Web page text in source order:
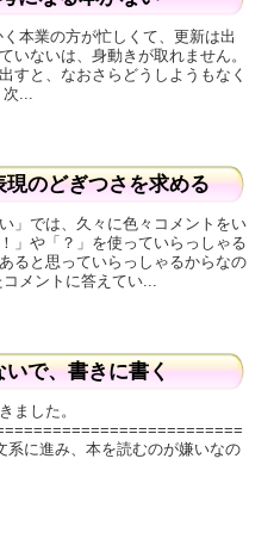
業の方が忙しくて、更新は出
いないは、身動きが取れません。
と、なおさらどうしようもなく
...
のどぎつさを求める
」では、久々に色々コメントをい
」や「？」を使っていらっしゃる
ると思っていらっしゃるからなの
メントに答えてい...
で、書きに書く
ました。
に進み、本を読むのが嫌いなの